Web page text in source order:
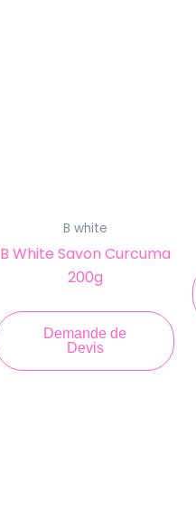
B white
B White Savon Curcuma
200g
Demande de
Devis